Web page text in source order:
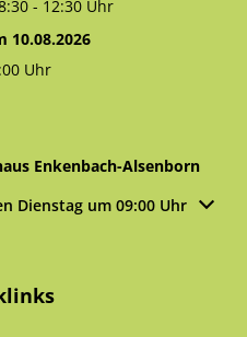
- 12:30 Uhr
Von 08:30 bis 12:30 Uhr
10.08.2026
Uhr
Enkenbach-Alsenborn
oder Schließzeiten
Dienstag um 09:00 Uhr